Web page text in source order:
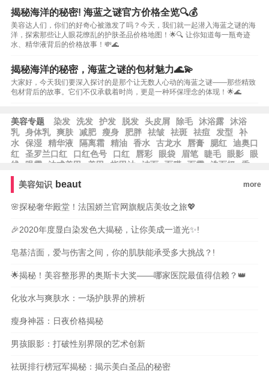
揭秘海洋的秘密! 海蓝之谜官方价格全览🔍💰
美容达人们，你们的好奇心被激发了吗？今天，我们就一起潜入海蓝之谜的海
洋，探索那些让人眼花缭乱的护肤圣品价格地图！🌟🔍 让你知道每一瓶奇迹
水、精华液背后的价格故事！💸🌊
揭秘海洋的秘密，海蓝之谜的包材魅力🌊💫
大家好，今天我们要深入探讨的是那个让无数人心动的海蓝之谜——那些精致
包材背后的故事。它们不仅承载着时尚，更是一种环保理念的体现！🌟🌊
美容专题 染发 洗发 护发 脱发 头皮屑 除毛 沐浴露
沐浴
乳
身体乳 爽肤 减肥 瘦身 肥胖 祛皱 祛斑 祛痘 发型
补
水
保湿 精华液 隔离霜 精油 香水 古龙水 唇膏 腮红
迪奥口
红
圣罗兰口红 口红色号 口红 唇彩 眼袋 眉笔 睫毛 眼影
眼
线
眼霜 法式美甲 美甲 指甲油 洁面 面膜 面霜 洗面奶
香
皂
美容知识 beaut more
🌸探秘奢华殿堂！法国娇兰官网旗舰店美妆之旅💖
🎉2020年度显白染发色大揭秘，让你美成一道光✨!
皂基洁面，爱与伤害之间，你的肌肤能承受多大挑战？!
🌟揭秘！美容整形界的奥斯卡大奖——哪家医院最值得信赖？👑
化妆水与爽肤水：一场护肤界的辨析
瘦身神器：日夜价格揭秘
男孩眼影：打破性别界限的艺术创新
祛斑排行榜冠军揭秘：揭示美白圣品的秘密